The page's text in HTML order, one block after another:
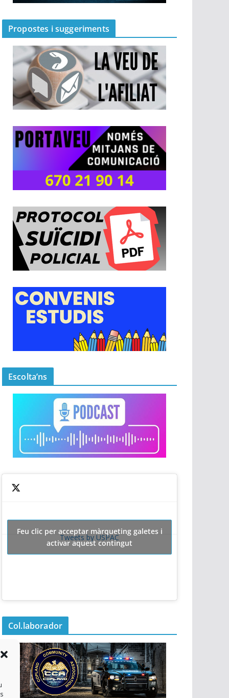
Propostes i suggeriments
Escolta’ns
Tweets by USPAC
Feu clic per acceptar màrqueting galetes i
activar aquest contingut
Col.laborador